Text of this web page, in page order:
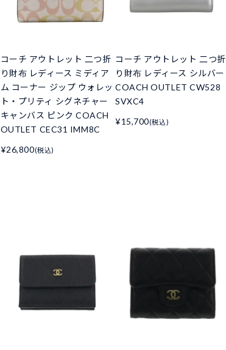
コーチ アウトレット 二つ折
り財布 レディース ミディア
ム コーナー ジップ ウォレッ
ト・プリティ シグネチャー
キャンバス ピンク COACH
OUTLET CEC31 IMM8C
¥26,800(税込)
コーチ アウトレット 二つ折
り財布 レディース シルバー
COACH OUTLET CW528
SVXC4
¥15,700(税込)